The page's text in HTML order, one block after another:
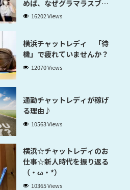
めば、なぜグラマラスブラ
ンド横浜だと稼げるのかが
16202 Views
横浜チャットレディ 「待
機」で疲れていませんか？
12070 Views
通勤チャットレディが稼げ
る理由♪
10563 Views
横浜☆チャットレディのお
仕事☆新人時代を振り返る
（・ω・*）
10365 Views